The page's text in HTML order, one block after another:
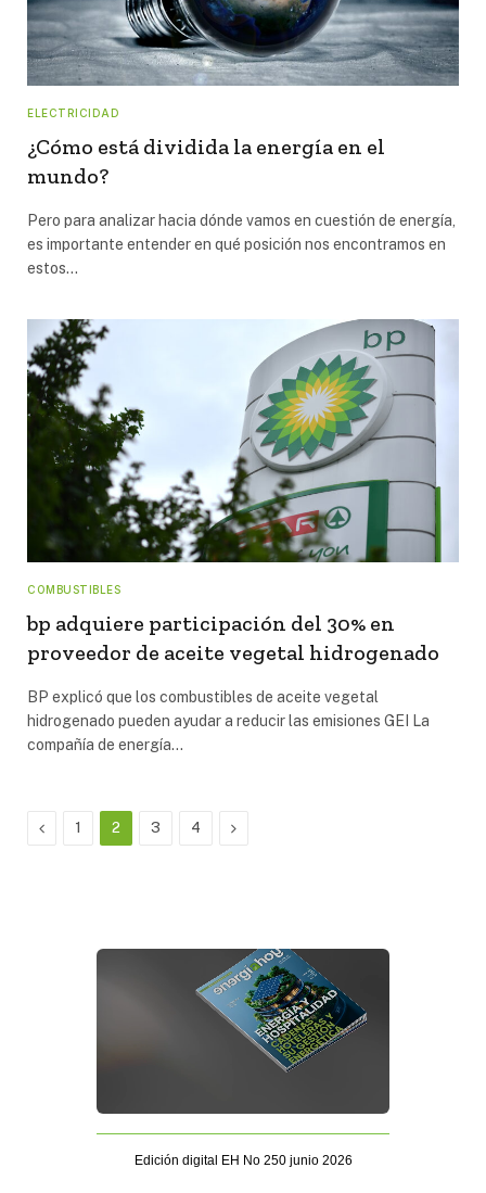
ELECTRICIDAD
¿Cómo está dividida la energía en el
mundo?
Pero para analizar hacia dónde vamos en cuestión de energía,
es importante entender en qué posición nos encontramos en
estos…
COMBUSTIBLES
bp adquiere participación del 30% en
proveedor de aceite vegetal hidrogenado
BP explicó que los combustibles de aceite vegetal
hidrogenado pueden ayudar a reducir las emisiones GEI La
compañía de energía…
Previous
1 2 3 4 Next
Edición digital EH No 250 junio 2026